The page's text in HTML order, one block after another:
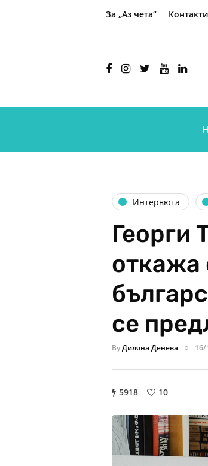
За „Аз чета“ Контакти
Интервюта
Георги
откажа
се
ByДиляна Денева 16/
5918 10